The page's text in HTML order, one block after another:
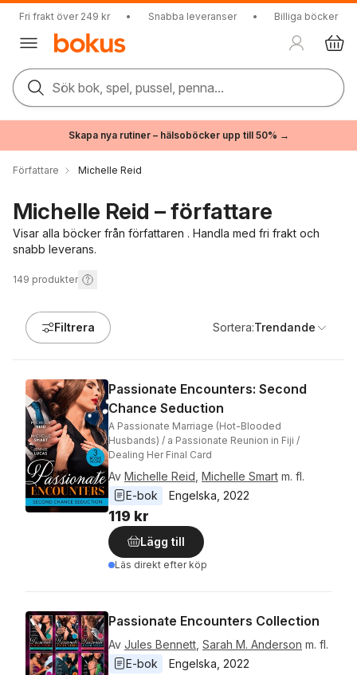
Fri frakt över 249 kr • Snabba leveranser • Billiga böcker
Sök bok, spel, pussel, penna...
Skapa nya rutiner – hälsoböcker upp till 50% →
Författare Michelle Reid
Michelle Reid – författare
Visar alla böcker från författaren . Handla med fri frakt och
snabb leverans.
149 produkter
Filtrera Sortera:Trendande
Passionate Encounters: Second
Chance Seduction
A Passionate Marriage (Hot-Blooded
Husbands) / a Passionate Reunion in Fiji /
Dealing Her Final Card
Av Michelle Reid Michelle Smart m. fl.
E-bok
Engelska 2022
119 kr
Lägg till
Läs direkt efter köp
Passionate Encounters Collection
Av Jules Bennett Sarah M. Anderson m. fl.
E-bok
Engelska 2022